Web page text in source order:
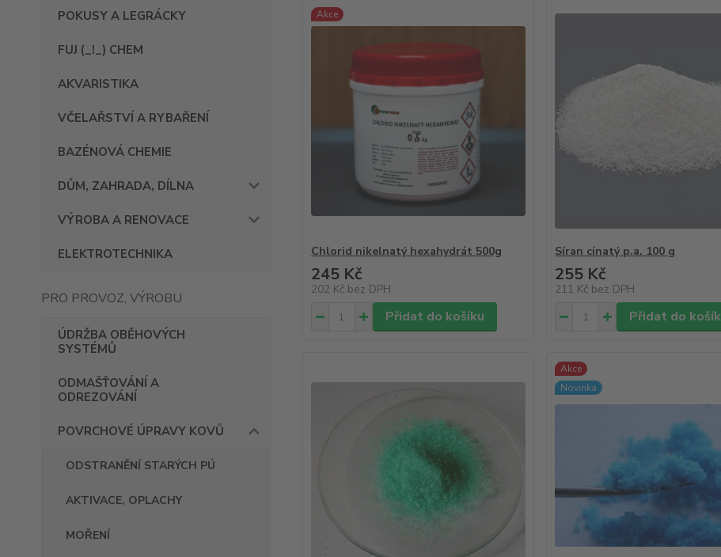
POKUSY A LEGRÁCKY
FUJ (_!_) CHEM
AKVARISTIKA
VČELAŘSTVÍ A RYBAŘENÍ
BAZÉNOVÁ CHEMIE
DŮM, ZAHRADA, DÍLNA
VÝROBA A RENOVACE
ELEKTROTECHNIKA
PRO PROVOZ, VÝROBU
ÚDRŽBA OBĚHOVÝCH
SYSTÉMŮ
ODMAŠŤOVÁNÍ A
ODREZOVÁNÍ
POVRCHOVÉ ÚPRAVY KOVŮ
ODSTRANĚNÍ STARÝCH PÚ
AKTIVACE, OPLACHY
MOŘENÍ
Akce
Chlorid nikelnatý hexahydrát 500g
245 Kč
202 Kč bez DPH
Přidat do košíku
Síran cínatý p.a. 100 g
255 Kč
211 Kč bez DPH
Přidat do
Akce
Novinka